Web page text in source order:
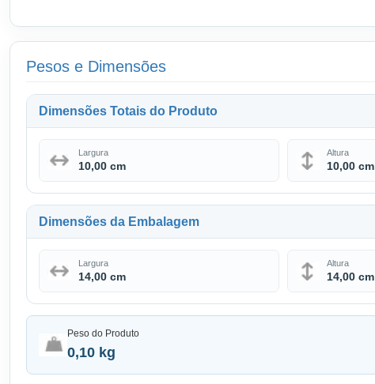
Pesos e Dimensões
Dimensões Totais do Produto
Largura
10,00 cm
Altura
10,00 cm
Dimensões da Embalagem
Largura
14,00 cm
Altura
14,00 cm
Peso do Produto
0,10 kg